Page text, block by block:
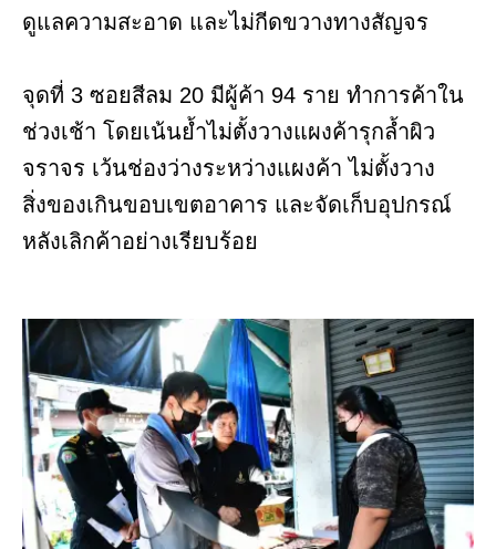
ดูแลความสะอาด และไม่กีดขวางทางสัญจร
จุดที่ 3 ซอยสีลม 20 มีผู้ค้า 94 ราย ทำการค้าใน
ช่วงเช้า โดยเน้นย้ำไม่ตั้งวางแผงค้ารุกล้ำผิว
จราจร เว้นช่องว่างระหว่างแผงค้า ไม่ตั้งวาง
สิ่งของเกินขอบเขตอาคาร และจัดเก็บอุปกรณ์
หลังเลิกค้าอย่างเรียบร้อย